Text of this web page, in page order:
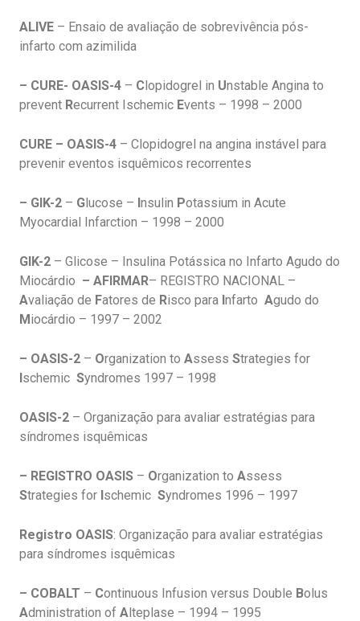
ALIVE – Ensaio de avaliação de sobrevivência pós-
infarto com azimilida
– CURE- OASIS-4 – Clopidogrel in Unstable Angina to
prevent Recurrent Ischemic Events – 1998 – 2000
CURE – OASIS-4 – Clopidogrel na angina instável para
prevenir eventos isquêmicos recorrentes
– GIK-2 – Glucose – Insulin Potassium in Acute
Myocardial Infarction – 1998 – 2000
GIK-2 – Glicose – Insulina Potássica no Infarto Agudo do
Miocárdio – AFIRMAR– REGISTRO NACIONAL –
Avaliação de Fatores de Risco para Infarto Agudo do
Miocárdio – 1997 – 2002
– OASIS-2 – Organization to Assess Strategies for
Ischemic Syndromes 1997 – 1998
OASIS-2 – Organização para avaliar estratégias para
síndromes isquêmicas
– REGISTRO OASIS – Organization to Assess
Strategies for Ischemic Syndromes 1996 – 1997
Registro OASIS: Organização para avaliar estratégias
para síndromes isquêmicas
– COBALT – Continuous Infusion versus Double Bolus
Administration of Alteplase – 1994 – 1995